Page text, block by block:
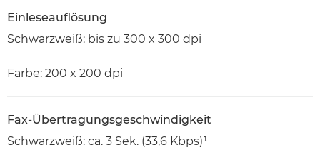
Einleseauflösung
Schwarzweiß: bis zu 300 x 300 dpi
Farbe: 200 x 200 dpi
Fax-Übertragungsgeschwindigkeit
Schwarzweiß: ca. 3 Sek. (33,6 Kbps)¹